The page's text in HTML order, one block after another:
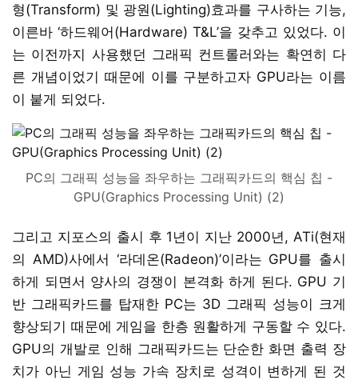
형(Transform) 및 광원(Lighting)효과를 구사하는 기능,
이른바 ‘하드웨어(Hardware) T&L’을 갖추고 있었다. 이
는 이전까지 사용했던 그래픽 컨트롤러와는 확연히 다
른 개념이었기 때문에 이를 구분하고자 GPU라는 이름
이 붙게 되었다.
PC의 그래픽 성능을 좌우하는 그래픽카드의 핵심 칩 -
GPU(Graphics Processing Unit) (2)
그리고 지포스의 출시 후 1년이 지난 2000년, ATi(현재
의 AMD)사에서 ‘라데온(Radeon)’이라는 GPU를 출시
하게 되면서 양사의 경쟁이 본격화 하게 된다. GPU 기
반 그래픽카드를 탑재한 PC는 3D 그래픽 성능이 크게
향상되기 때문에 게임을 한층 원활하게 구동할 수 있다.
GPU의 개발로 인해 그래픽카드는 단순한 화면 출력 장
치가 아닌 게임 성능 가속 장치로 성격이 변하게 된 것